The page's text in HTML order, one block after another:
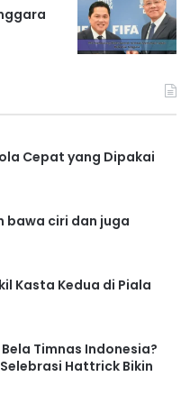
Cepat yang Dipakai
bawa ciri dan juga
Kasta Kedua di Piala
Timnas Indonesia?
Hattrick Bikin